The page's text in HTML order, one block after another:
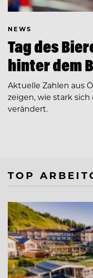
NEWS
Tag des
hinter dem
Aktuelle Zahlen aus
zeigen, wie stark
verändert.
TOP